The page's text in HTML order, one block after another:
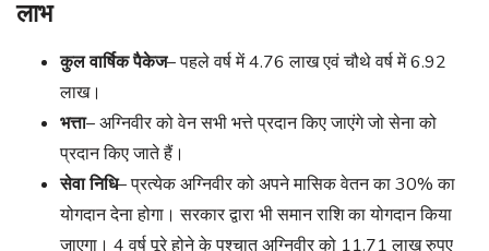
लाभ
कुल वार्षिक पैकेज– पहले वर्ष में 4.76 लाख एवं चौथे वर्ष में 6.92
लाख।
भत्ता– अग्निवीर को वेन सभी भत्ते प्रदान किए जाएंगे जो सेना को
प्रदान किए जाते हैं।
सेवा निधि– प्रत्येक अग्निवीर को अपने मासिक वेतन का 30% का
योगदान देना होगा। सरकार द्वारा भी समान राशि का योगदान किया
जाएगा। 4 वर्ष पूरे होने के पश्चात अग्निवीर को 11.71 लाख रुपए